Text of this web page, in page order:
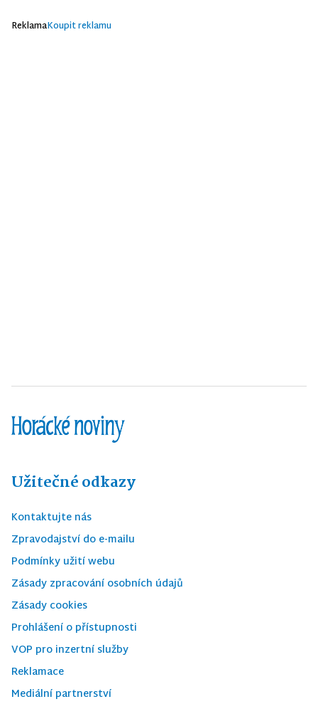
ReklamaKoupit reklamu
Užitečné odkazy
Kontaktujte nás
Zpravodajství do e-mailu
Podmínky užití webu
Zásady zpracování osobních údajů
Zásady cookies
Prohlášení o přístupnosti
VOP pro inzertní služby
Reklamace
Mediální partnerství